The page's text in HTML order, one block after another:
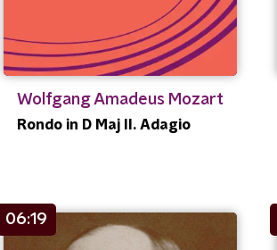
Wolfgang Amadeus Mozart
Rondo in D Maj II. Adagio
06:19